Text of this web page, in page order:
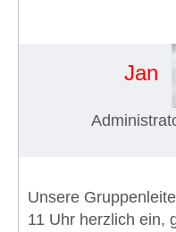
Jan
Unsere
11 Uhr herzlich ein,